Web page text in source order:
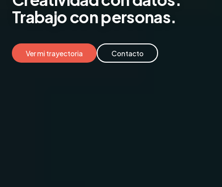
Trabajocon personas.
Ver mi trayectoria Contacto